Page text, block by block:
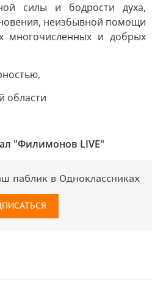
силы и бодрости духа,
неизбывной помощи
многочисленных и добрых
области
"Филимонов LIVE"
паблик в Одноклассниках